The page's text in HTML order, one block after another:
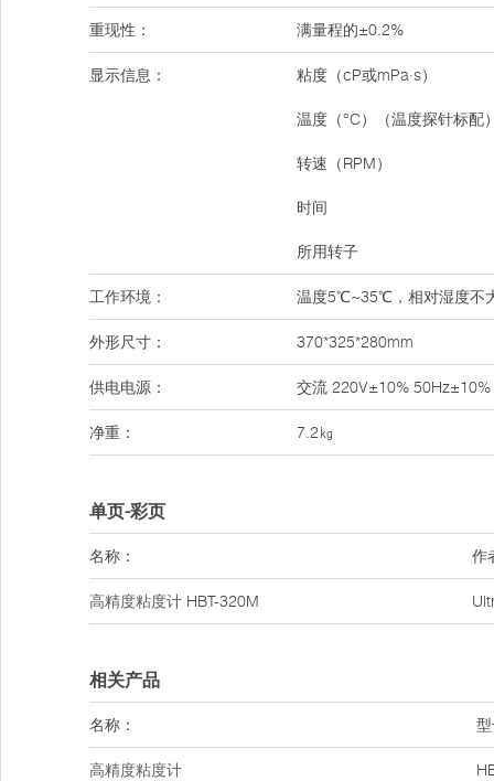
重现性： 满量程的±0.2%
显示信息： 粘度（cP或mPa·s）
温度（°C）（温度探针标配
转速（RPM）
时间
所用转子
工作环境： 温度5℃~35℃，相对湿度不
外形尺寸： 370*325*280mm
供电电源： 交流 220V±10% 50Hz±10%
净重： 7.2㎏
单页-彩页
名称： 作
高精度粘度计 HBT-320M
相关产品
名称：
高精度粘度计